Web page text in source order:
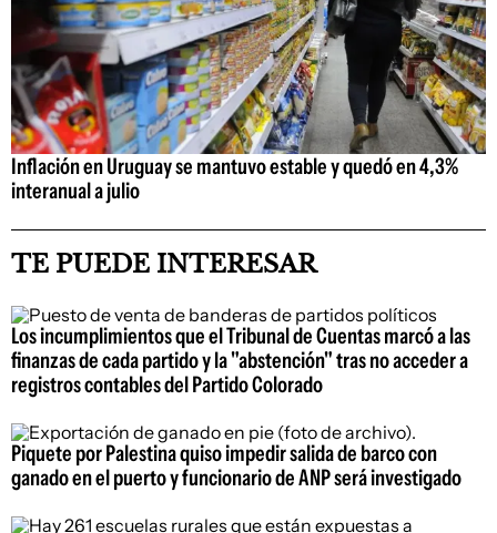
Inflación en Uruguay se mantuvo estable y quedó en 4,3%
interanual a julio
TE PUEDE INTERESAR
Los incumplimientos que el Tribunal de Cuentas marcó a las
finanzas de cada partido y la "abstención" tras no acceder a
registros contables del Partido Colorado
Piquete por Palestina quiso impedir salida de barco con
ganado en el puerto y funcionario de ANP será investigado